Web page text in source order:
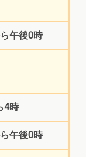
午後0時
4時
午後0時